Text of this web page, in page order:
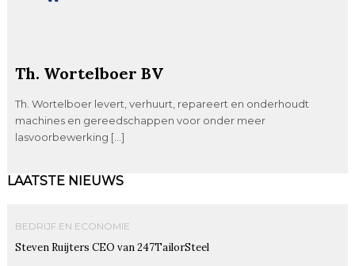
Th. Wortelboer BV
Th. Wortelboer levert, verhuurt, repareert en onderhoudt
machines en gereedschappen voor onder meer
lasvoorbewerking […]
LAATSTE NIEUWS
BEDRIJF EN ECONOMIE
Steven Ruijters CEO van 247TailorSteel